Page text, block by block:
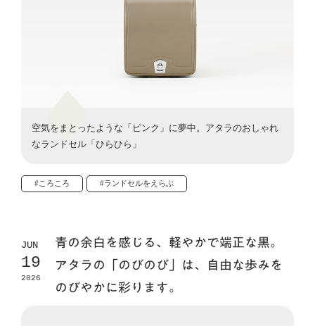
空気をまとったような「ピンク」に夢中。アタラのおしゃれ
なランドセル「ひらひら」
#ころころ #ランドセルをえらぶ
JUN
19
2026
青の余白を感じる、軽やかで端正な黒。
アタラの「のびのび」は、自由な歩みを
のびやかに彩ります。